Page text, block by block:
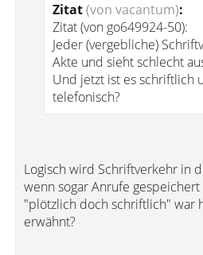
Zitat(von vacantum):
Zitat (von go649924-50):
Jeder (vergebliche)
Akte und sieht schlecht
Und jetzt ist es schriftlich
telefonisch?
Logisch wird Schriftverkehr in
wenn sogar Anrufe
"plötzlich doch schriftlich" war
erwähnt?